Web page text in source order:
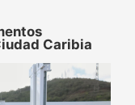
Caribia